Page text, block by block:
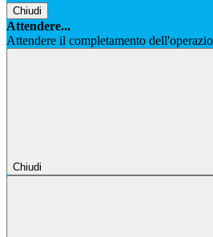
Chiudi
Attendere...
Attendere il completamento
Chiudi